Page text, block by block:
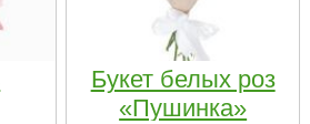
Букет белых роз
«Пушинка»